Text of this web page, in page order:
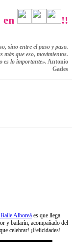
en !!
sino entre el paso y paso.
más que eso, movimientos.
es lo importante». Antonio
Gades
Alboreá es que llega
y bailarín, acompañado del
celebrar! ¡Felicidades!